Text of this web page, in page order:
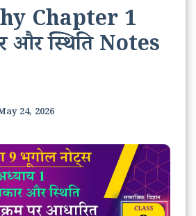
Chapter 1
और स्थिति Notes
24, 2026